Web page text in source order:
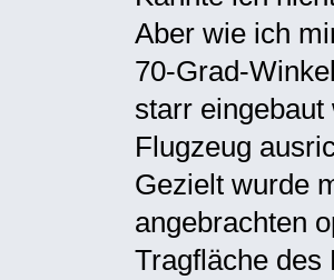
Aber wie ich
70-Grad-
starr
Flugzeug
Gezielt wurde
angebrachten
Tragfläche des